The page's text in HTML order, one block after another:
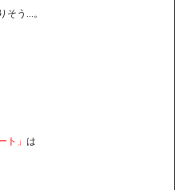
そう...。
ト」 は